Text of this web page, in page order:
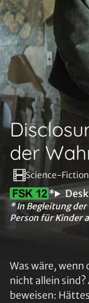
der
Science-Fiction
*
* In Begleitung
Person für Kinder
Was wäre,
nicht allein
beweisen: